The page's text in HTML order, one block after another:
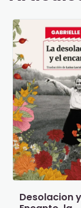
Desolacion